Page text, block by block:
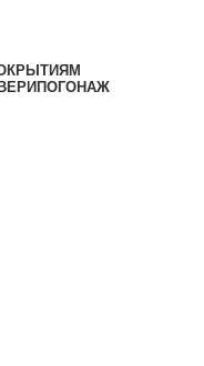
ПОГОНАЖ